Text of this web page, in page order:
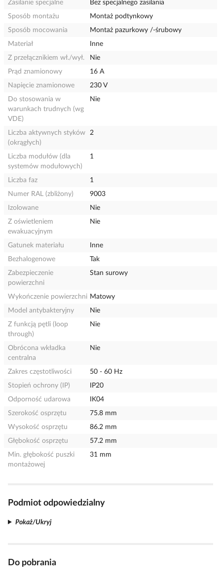
Zasilanie specjalne
Bez specjalnego zasilania
Sposób montażu
Montaż podtynkowy
Sposób mocowania
Montaż pazurkowy /-śrubowy
Materiał
Inne
Z przełącznikiem wł./wył.
Nie
Prąd znamionowy
16 A
Napięcie znamionowe
230 V
Do stosowania w
warunkach trudnych (wg
VDE)
Nie
Liczba aktywnych styków
(okrągłych)
2
Liczba modułów (dla
systemów modułowych)
1
Liczba faz
1
Numer RAL (zbliżony)
9003
Izolowane
Nie
Z oświetleniem
ewakuacyjnym
Nie
Gatunek materiału
Inne
Bezhalogenowe
Tak
Zabezpieczenie
powierzchni
Stan surowy
Wykończenie powierzchni Matowy
Model antybakteryjny
Nie
Z funkcją pętli (loop
through)
Nie
Obrócona wkładka
centralna
Nie
Zakres częstotliwości
50 - 60 Hz
Stopień ochrony (IP)
IP20
Odporność udarowa
IK04
Szerokość osprzętu
75.8 mm
Wysokość osprzętu
86.2 mm
Głębokość osprzętu
57.2 mm
Min. głębokość puszki
montażowej
31 mm
Podmiot odpowiedzialny
Pokaż/Ukryj
Do pobrania